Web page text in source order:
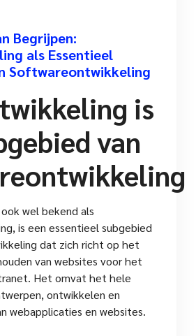
Begrijpen:
als Essentieel
Softwareontwikkeling
is
van
wel bekend als
is een essentieel subgebied
dat zich richt op het
van websites voor het
Het omvat het hele
ontwikkelen en
webapplicaties en websites.